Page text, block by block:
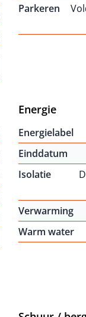
Parkeren
Energie
Energielabel
Einddatum
Isolatie
Verwarming
Warm water